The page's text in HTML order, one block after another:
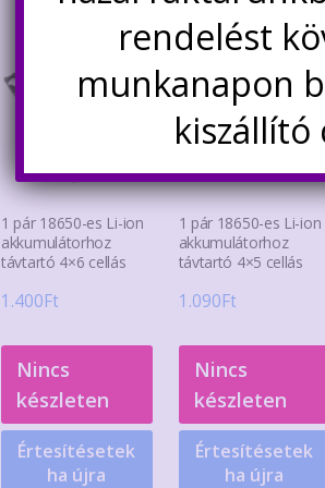
1 pár 18650-es Li-ion
akkumulátorhoz
távtartó 4×6 cellás
1.400Ft
Nincs
készleten
Értesítésetek
ha újra
1 pár 18650-es Li-ion
akkumulátorhoz
távtartó 4×5 cellás
1.090Ft
Nincs
készleten
Értesítésetek
ha újra
rendelést
munkanapon
kiszállító